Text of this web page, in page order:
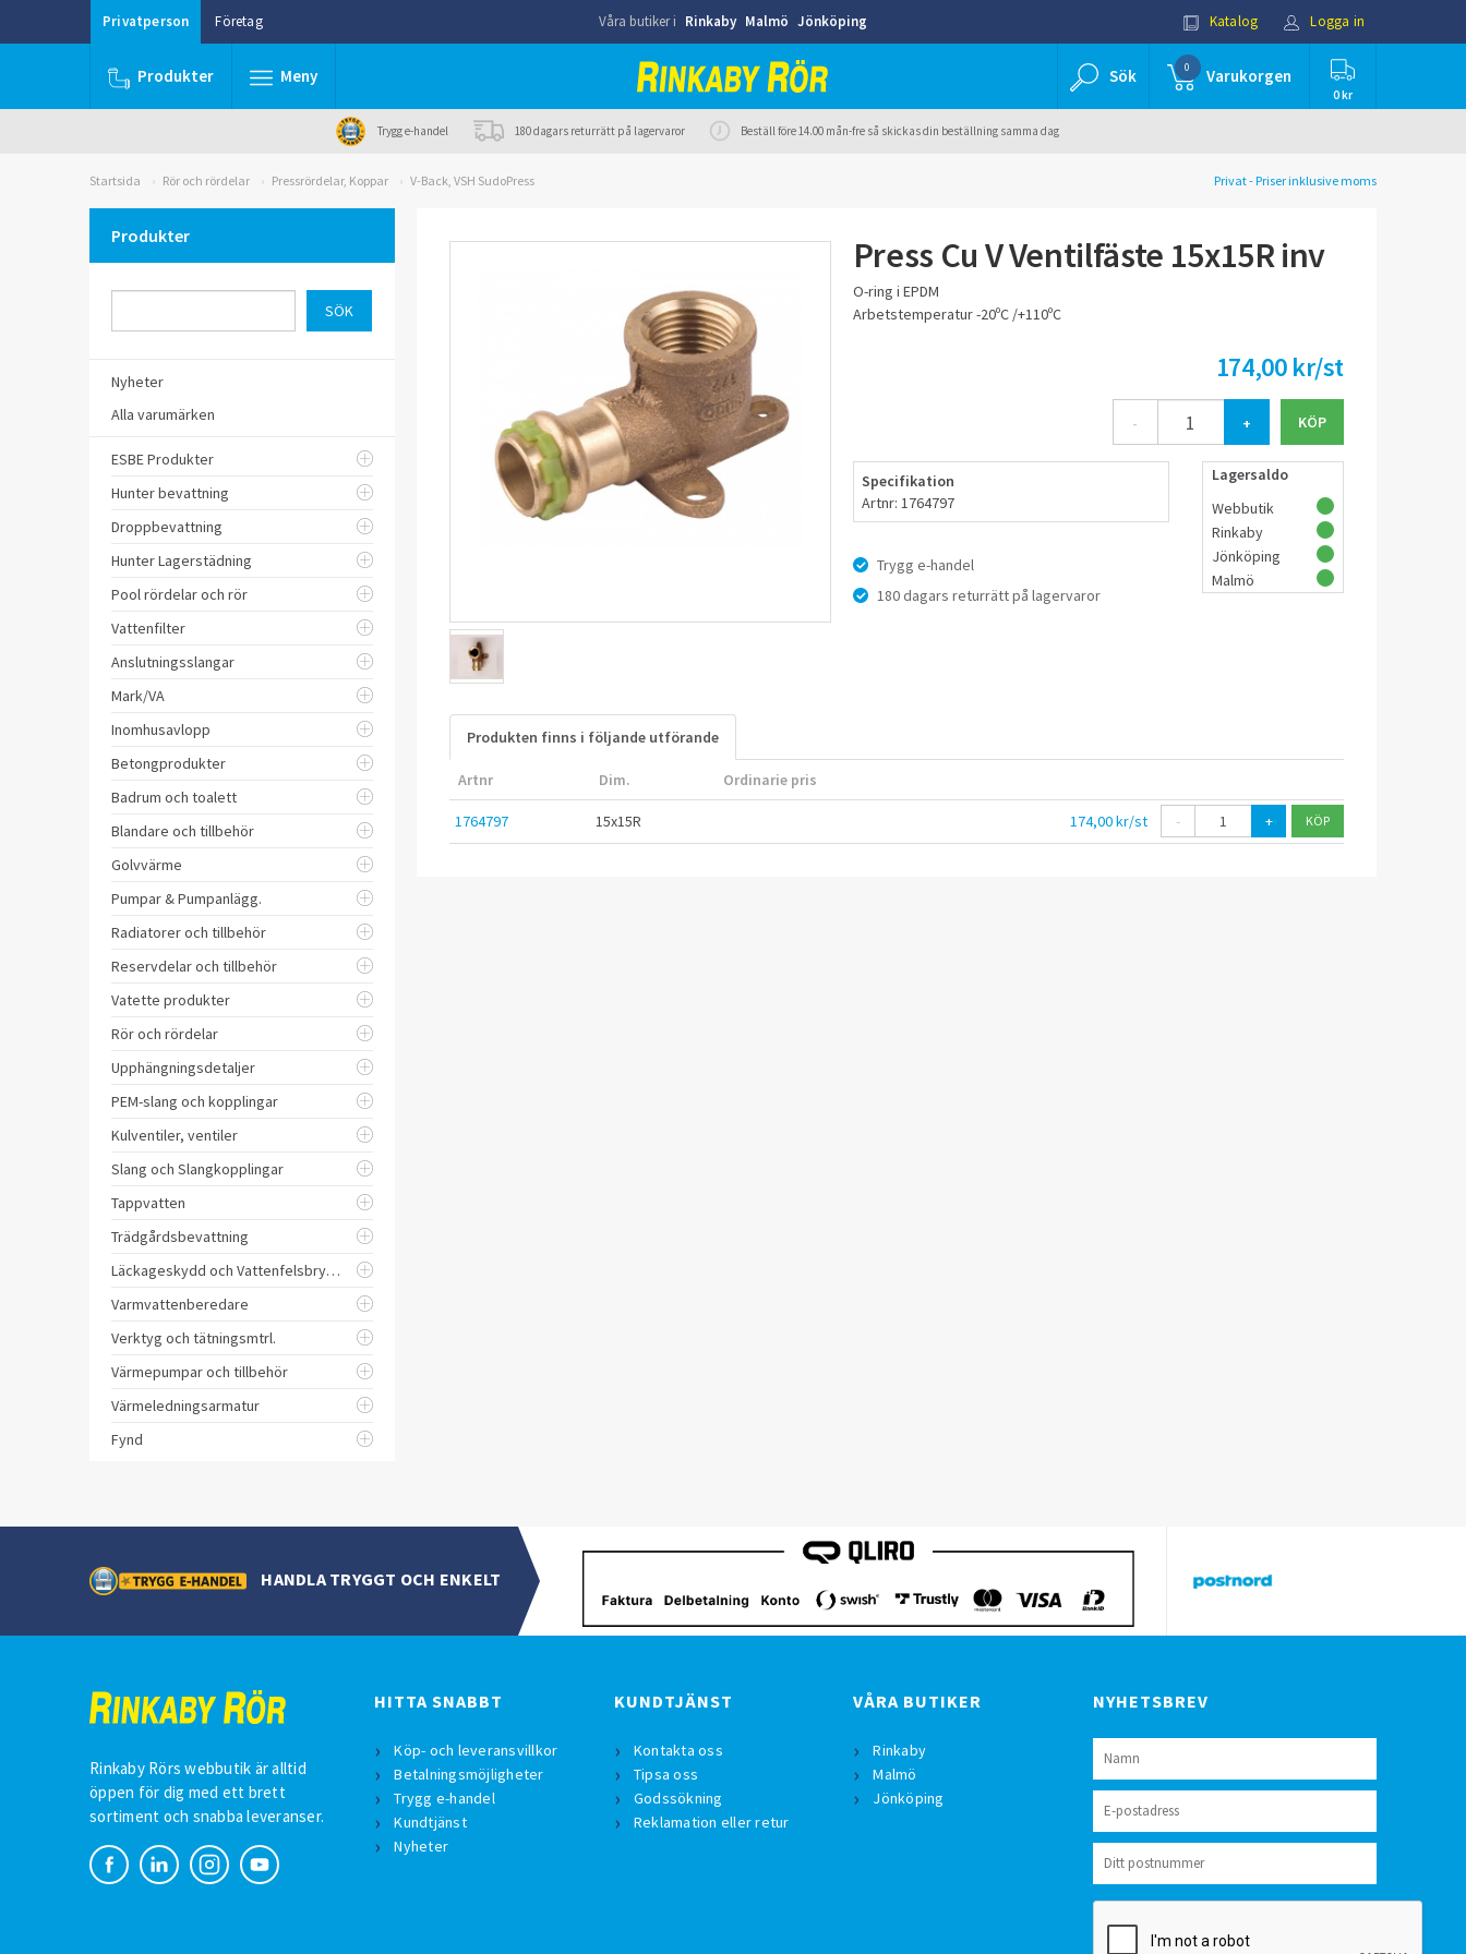
Privatperson Företag Våra butiker i Rinkaby Malmö Jönköping Katalog Logga in
Produkter Meny Sök 0 Varukorgen
0 kr
Trygg e-handel 180 dagars returrätt på lagervaror Beställ före 14.00 mån-fre så skickas din beställning samma dag
Startsida Rör och rördelar Pressrördelar, Koppar V-Back, VSH SudoPress Privat - Priser inklusive moms
Produkter
Nyheter
Alla varumärken
ESBE Produkter
Hunter bevattning
Droppbevattning
Hunter Lagerstädning
Pool rördelar och rör
Vattenfilter
Anslutningsslangar
Mark/VA
Inomhusavlopp
Betongprodukter
Badrum och toalett
Blandare och tillbehör
Golvvärme
Pumpar & Pumpanlägg.
Radiatorer och tillbehör
Reservdelar och tillbehör
Vatette produkter
Rör och rördelar
Upphängningsdetaljer
PEM-slang och kopplingar
Kulventiler, ventiler
Slang och Slangkopplingar
Tappvatten
Trädgårdsbevattning
Läckageskydd och Vattenfelsbrytare
Varmvattenberedare
Verktyg och tätningsmtrl.
Värmepumpar och tillbehör
Värmeledningsarmatur
Fynd
Press Cu V Ventilfäste 15x15R inv
O-ring i EPDM
Arbetstemperatur -20ºC /+110ºC
174,00 kr/st
- +
Specifikation
Artnr: 1764797
Trygg e-handel
180 dagars returrätt på lagervaror
Lagersaldo
Webbutik
Rinkaby
Jönköping
Malmö
Produkten finns i följande utförande
Artnr Dim. Ordinarie pris
1764797 15x15R 174,00 kr/st - +
HANDLA TRYGGT OCH ENKELT
Rinkaby Rörs webbutik är alltid
öppen för dig med ett brett
sortiment och snabba leveranser.
HITTA SNABBT
Köp- och leveransvillkor
Betalningsmöjligheter
Trygg e-handel
Kundtjänst
Nyheter
KUNDTJÄNST
Kontakta oss
Tipsa oss
Godssökning
Reklamation eller retur
VÅRA BUTIKER
Rinkaby
Malmö
Jönköping
NYHETSBREV